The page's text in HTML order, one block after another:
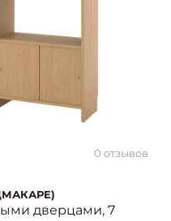
0 отзывов
дверцами, 7